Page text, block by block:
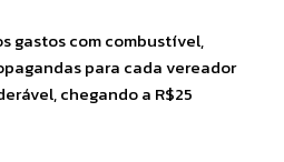
gastos com combustível,
para cada vereador
chegando a R$25